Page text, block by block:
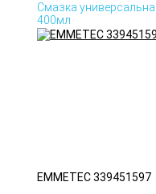
Смазка
400мл
EMMETEC 339451597